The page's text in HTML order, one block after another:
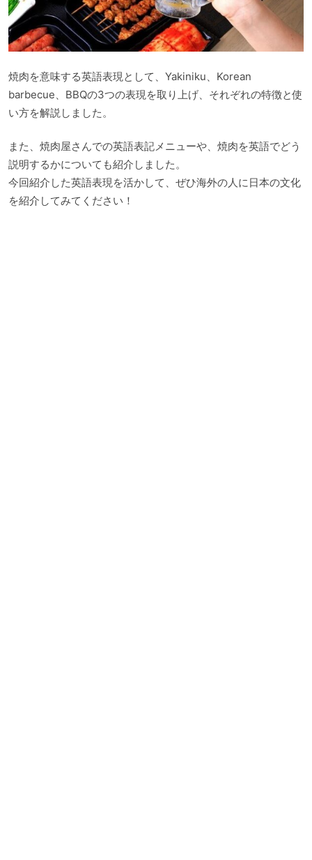
焼肉を意味する英語表現として、Yakiniku、Korean
barbecue、BBQの3つの表現を取り上げ、それぞれの特徴と使
い方を解説しました。
また、焼肉屋さんでの英語表記メニューや、焼肉を英語でどう
説明するかについても紹介しました。
今回紹介した英語表現を活かして、ぜひ海外の人に日本の文化
を紹介してみてください！